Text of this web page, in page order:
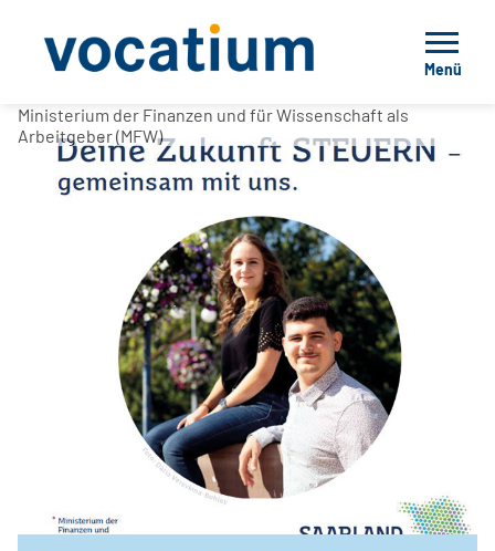
Menü
Ministerium der Finanzen und für Wissenschaft als
Arbeitgeber (MFW)